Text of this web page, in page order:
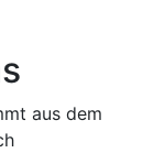
aus dem